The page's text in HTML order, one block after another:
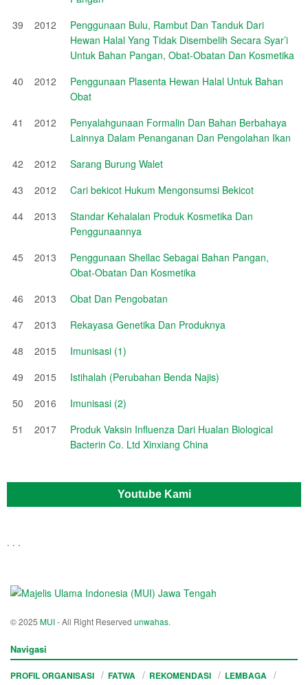
39
2012
Penggunaan Bulu, Rambut Dan Tanduk Dari
Hewan Halal Yang Tidak Disembelih Secara Syar’i
Untuk Bahan Pangan, Obat-Obatan Dan Kosmetika
40
2012
Penggunaan Plasenta Hewan Halal Untuk Bahan
Obat
41
2012
Penyalahgunaan Formalin Dan Bahan Berbahaya
Lainnya Dalam Penanganan Dan Pengolahan Ikan
42
2012
Sarang Burung Walet
43
2012
Cari bekicot Hukum Mengonsumsi Bekicot
44
2013
Standar Kehalalan Produk Kosmetika Dan
Penggunaannya
45
2013
Penggunaan Shellac Sebagai Bahan Pangan,
Obat-Obatan Dan Kosmetika
46
2013
Obat Dan Pengobatan
47
2013
Rekayasa Genetika Dan Produknya
48
2015
Imunisasi (1)
49
2015
Istihalah (Perubahan Benda Najis)
50
2016
Imunisasi (2)
51
2017
Produk Vaksin Influenza Dari Hualan Biological
Bacterin Co. Ltd Xinxiang China
Youtube Kami
. . .
© 2025 MUI- All Right Reserved unwahas.
Navigasi
PROFIL ORGANISASI FATWA REKOMENDASI
LEMBAGA